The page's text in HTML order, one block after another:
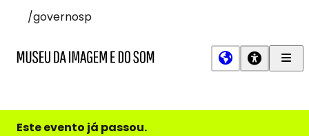
/governosp
e
do
Este evento já passou.